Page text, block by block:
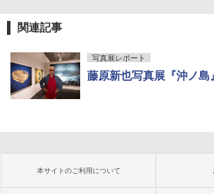
関連記事
写真展レポート
藤原新也写真展『沖ノ島
本サイトのご利用について